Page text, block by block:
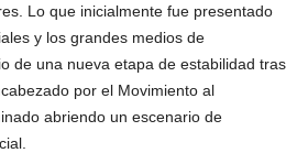
Lo que inicialmente fue presentado
y los grandes medios de
de una nueva etapa de estabilidad tras
por el Movimiento al
abriendo un escenario de